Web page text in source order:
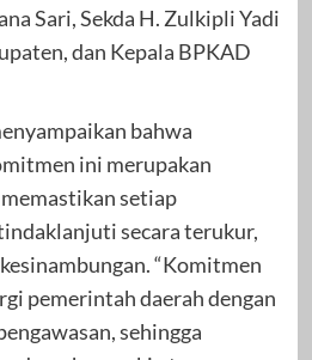
Sari, Sekda H. Zulkipli Yadi
dan Kepala BPKAD
bahwa
ini merupakan
setiap
secara terukur,
“Komitmen
pemerintah daerah dengan
sehingga